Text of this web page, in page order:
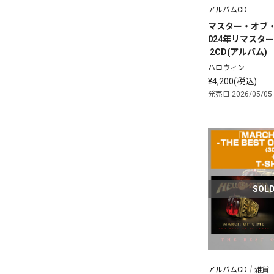
アルバムCD
マスター・オブ
024年リマスタ
2CD(アルバム)
ハロウィン
¥4,200(税込)
発売日 2026/05/05
アルバムCD 雑貨